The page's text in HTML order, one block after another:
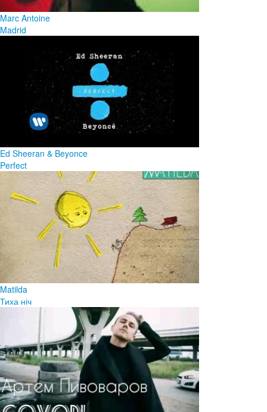
Marc Antoine
Madrid
Ed Sheeran & Beyonce
Perfect
Matilda
Тиха ніч